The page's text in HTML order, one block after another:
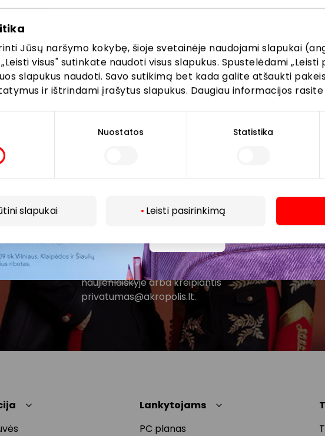
Jūsų naršymo kokybę, šioje svetainėje naudojami slapukai
visus" sutinkate naudoti visus slapukus. Spustelėdami
slapukus naudoti. Savo sutikimą bet kada galite atšaukti
ir ištrindami įrašytus slapukus. Daugiau informacijos
Nuostatos Statistika
slapukai Leisti pasirinkimą
Prisijunkite prie mūsų
Pirmieji sužinokite apie geriausius pasiūlymus, renginius ir naujausią
AKROPOLIS prekybos centro.
Prenumeruoti
Spustelėdamas „Prenumeruoti“ sutinki gauti PPC
AKROPOLIS naujienas. Dėl to AKROPOLIS GROUP,
UAB Tavo el. pašto duomenis tvarkys naujienlaiškių
siuntimo tikslu. Sutikimą galėsi bet kuriuo metu
atšaukti, spaudžiant nuorodą gautame
naujienlaiškyje arba kreipiantis
privatumas@akropolis.lt.
Lankytojams
PC planas